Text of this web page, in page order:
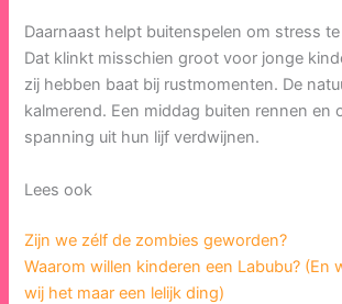
Daarnaast helpt buitenspelen om stress
Dat klinkt misschien groot voor jonge
zij hebben baat bij rustmomenten. De
kalmerend. Een middag buiten rennen en
spanning uit hun lijf verdwijnen.
Lees ook
Zijn we zélf de zombies geworden?
Waarom willen kinderen een Labubu? (En
wij het maar een lelijk ding)